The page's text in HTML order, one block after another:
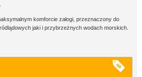
komforcie załogi, przeznaczony do
jaki i przybrzeżnych wodach morskich.